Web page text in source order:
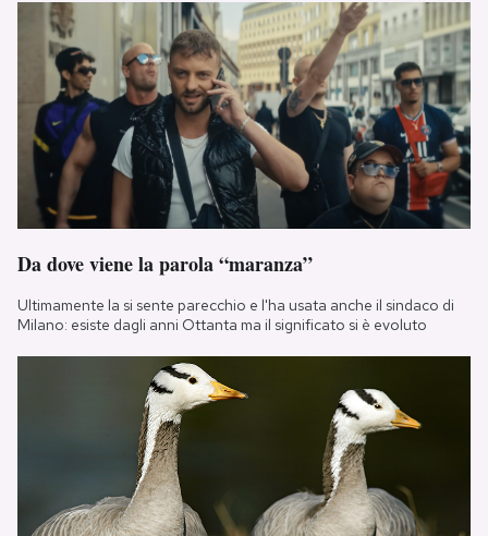
Da dove viene la parola “maranza”
Ultimamente la si sente parecchio e l'ha usata anche il sindaco di
Milano: esiste dagli anni Ottanta ma il significato si è evoluto